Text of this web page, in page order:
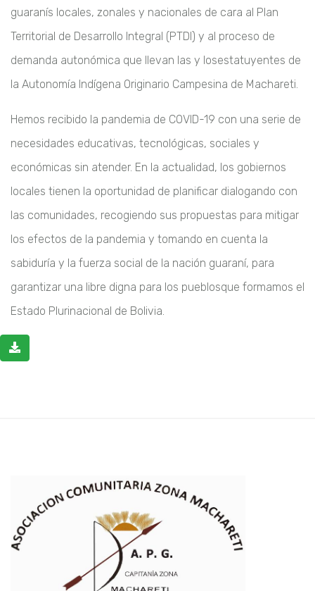
guaranís locales, zonales y nacionales de cara al Plan
Territorial de Desarrollo Integral (PTDI) y al proceso de
demanda autonómica que llevan las y losestatuyentes de
la Autonomía Indígena Originario Campesina de Machareti.
Hemos recibido la pandemia de COVID-19 con una serie de
necesidades educativas, tecnológicas, sociales y
económicas sin atender. En la actualidad, los gobiernos
locales tienen la oportunidad de planificar dialogando con
las comunidades, recogiendo sus propuestas para mitigar
los efectos de la pandemia y tomando en cuenta la
sabiduría y la fuerza social de la nación guaraní, para
garantizar una libre digna para los pueblosque formamos el
Estado Plurinacional de Bolivia.